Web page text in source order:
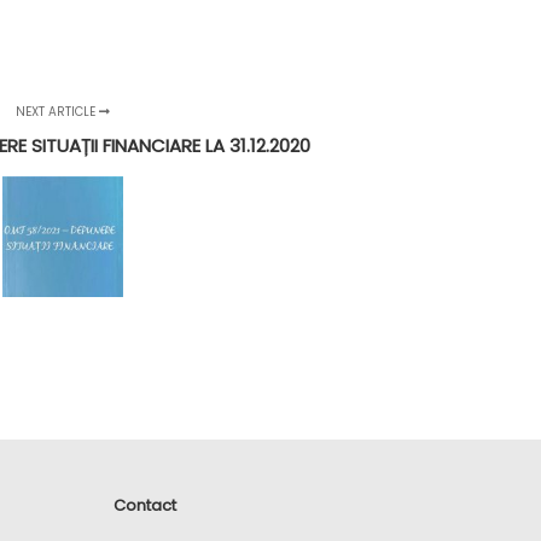
NEXT ARTICLE
SITUAȚII FINANCIARE LA 31.12.2020
Contact